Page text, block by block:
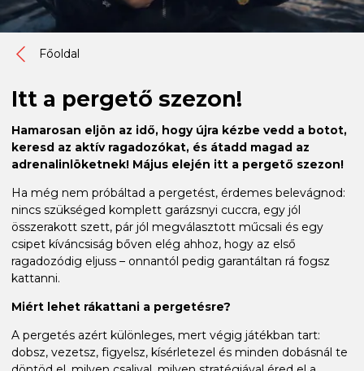
Főoldal
Itt a pergető szezon!
Hamarosan eljön az idő, hogy újra kézbe vedd a botot,
keresd az aktív ragadozókat, és átadd magad az
adrenalinlöketnek! Május elején itt a pergető szezon!
Ha még nem próbáltad a pergetést, érdemes belevágnod:
nincs szükséged komplett garázsnyi cuccra, egy jól
összerakott szett, pár jól megválasztott műcsali és egy
csipet kíváncsiság bőven elég ahhoz, hogy az első
ragadozódig eljuss – onnantól pedig garantáltan rá fogsz
kattanni.
Miért lehet rákattani a pergetésre?
A pergetés azért különleges, mert végig játékban tart:
dobsz, vezetsz, figyelsz, kísérletezel és minden dobásnál te